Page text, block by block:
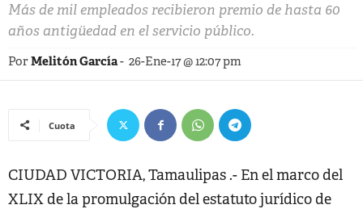
Más de mil empleados recibieron premio de hasta 60
años antigüedad en el servicio público.
PorMelitón García- 26-Ene-17 @ 12:07 pm
Cuota
CIUDAD VICTORIA, Tamaulipas .- En el marco del
XLIX de la promulgación del estatuto jurídico de